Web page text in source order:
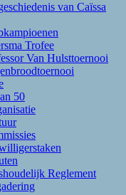
van Caïssa
Trofee
Van Hulsttoernooi
50
Reglement